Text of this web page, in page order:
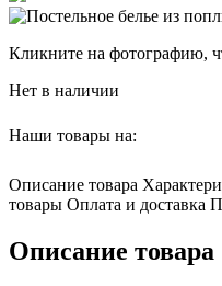
Кликните на фотографию,
Нет в наличии
Наши товары на:
Описание товара
товары Оплата и доставка
Описание товара